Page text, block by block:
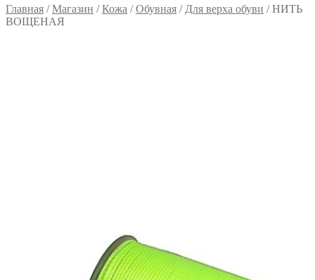
Главная /Магазин /Кожа /Обувная / Для верха обуви /НИТЬ
ВОЩЕНАЯ